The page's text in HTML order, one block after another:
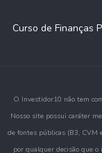
Curso de Finanças
O Investidor10 não tem
Nosso site possui caráter
de fontes públicas (B3, CVM
por qualquer decisão que